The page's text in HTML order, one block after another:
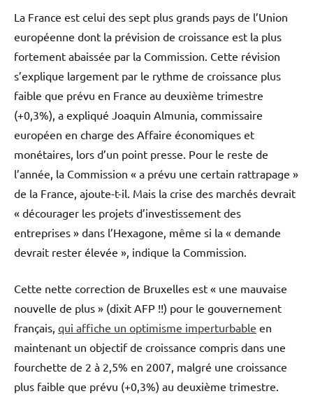
La France est celui des sept plus grands pays de l’Union
européenne dont la prévision de croissance est la plus
fortement abaissée par la Commission. Cette révision
s’explique largement par le rythme de croissance plus
faible que prévu en France au deuxième trimestre
(+0,3%), a expliqué Joaquin Almunia, commissaire
européen en charge des Affaire économiques et
monétaires, lors d’un point presse. Pour le reste de
l’année, la Commission « a prévu une certain rattrapage »
de la France, ajoute-t-il. Mais la crise des marchés devrait
« décourager les projets d’investissement des
entreprises » dans l’Hexagone, même si la « demande
devrait rester élevée », indique la Commission.
Cette nette correction de Bruxelles est « une mauvaise
nouvelle de plus » (dixit AFP !!) pour le gouvernement
français, qui affiche un optimisme imperturbable en
maintenant un objectif de croissance compris dans une
fourchette de 2 à 2,5% en 2007, malgré une croissance
plus faible que prévu (+0,3%) au deuxième trimestre.